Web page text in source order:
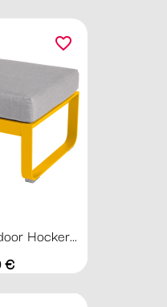
Hocker...
€
favorite_border